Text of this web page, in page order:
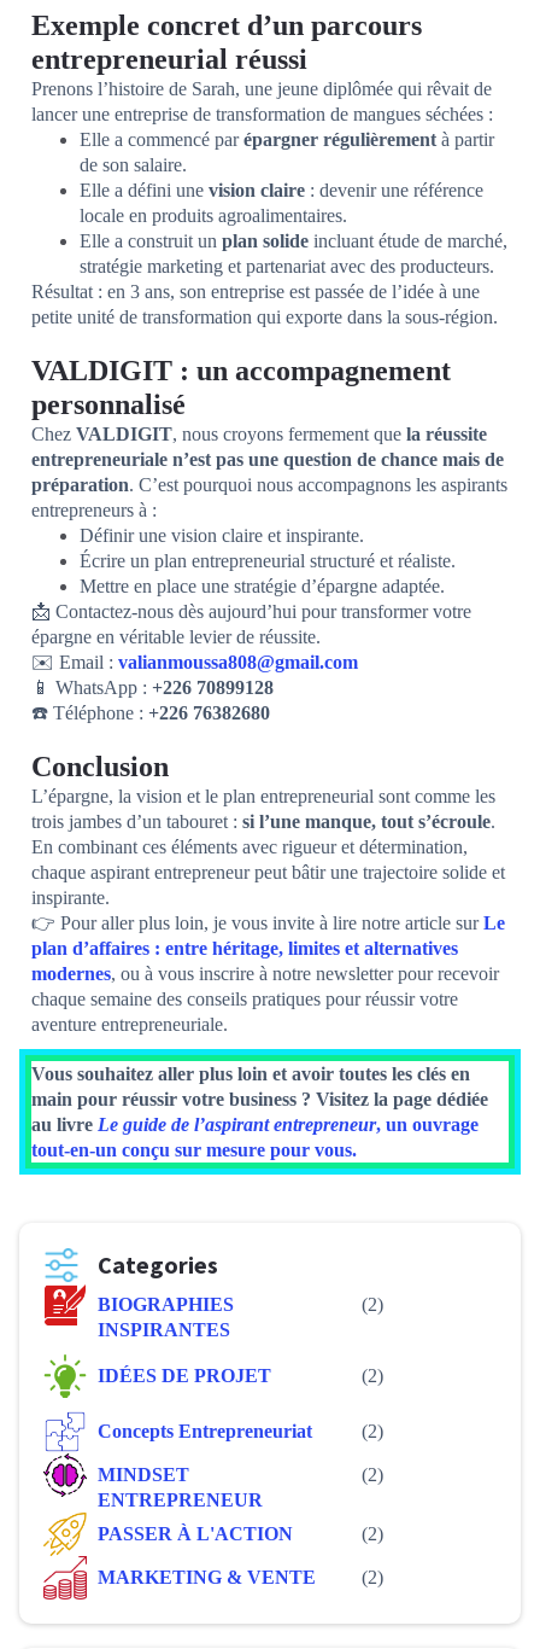
Exemple concret d’un parcours
entrepreneurial réussi
Prenons l’histoire de Sarah, une jeune diplômée qui rêvait de
lancer une entreprise de transformation de mangues séchées :
Elle a commencé parépargner régulièrement à partir
de son salaire.
Elle a défini une vision claire : devenir une référence
locale en produits agroalimentaires.
Elle a construit un plan solide incluant étude de marché,
stratégie marketing et partenariat avec des producteurs.
Résultat : en 3 ans, son entreprise est passée de l’idée à une
petite unité de transformation qui exporte dans la sous-région.
VALDIGIT : un accompagnement
personnalisé
Chez VALDIGIT, nous croyons fermement que la réussite
entrepreneuriale n’est pas une question de chance mais de
préparation. C’est pourquoi nous accompagnons les aspirants
entrepreneurs à :
Définir une vision claire et inspirante.
Écrire un plan entrepreneurial structuré et réaliste.
Mettre en place une stratégie d’épargne adaptée.
📩 Contactez-nous dès aujourd’hui pour transformer votre
épargne en véritable levier de réussite.
✉️ Email : valianmoussa808@gmail.com
📱 WhatsApp : +226 70899128
☎️ Téléphone : +226 76382680
Conclusion
L’épargne, la vision et le plan entrepreneurial sont comme les
trois jambes d’un tabouret : si l’une manque, tout s’écroule.
En combinant ces éléments avec rigueur et détermination,
chaque aspirant entrepreneur peut bâtir une trajectoire solide et
inspirante.
👉 Pour aller plus loin, je vous invite à lire notre article surLe
plan d’affaires : entre héritage, limites et alternatives
modernes, ou à vous inscrire à notre newsletter pour recevoir
chaque semaine des conseils pratiques pour réussir votre
aventure entrepreneuriale.
Vous souhaitez aller plus loin et avoir toutes les clés en
main pour réussir votre business ? Visitez la page dédiée
au livre Le guide de l’aspirant entrepreneur, un ouvrage
tout-en-un conçu sur mesure pour vous.
Categories
BIOGRAPHIES
INSPIRANTES
(2)
IDÉES DE PROJET (2)
Concepts Entrepreneuriat (2)
MINDSET
ENTREPRENEUR
(2)
PASSER À L'ACTION (2)
MARKETING & VENTE (2)